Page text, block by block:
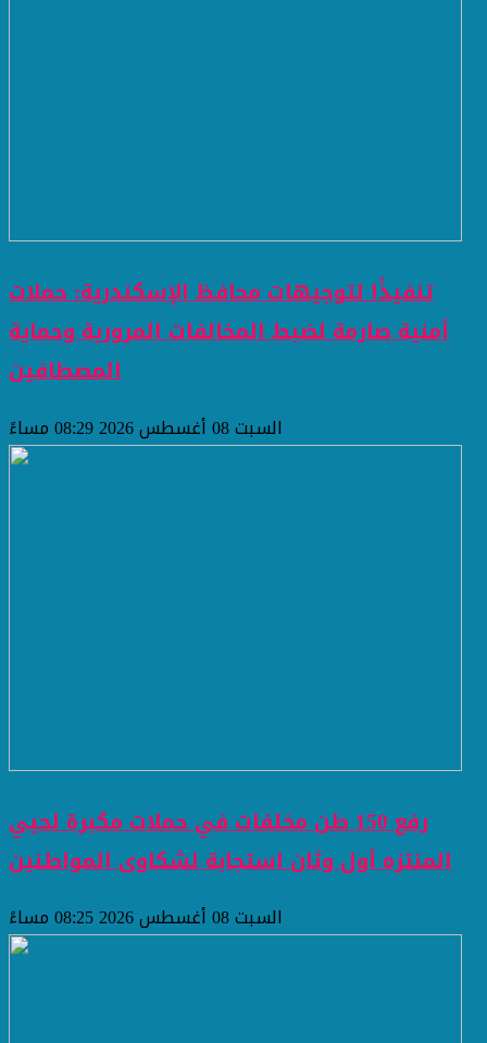
تنفيذًا لتوجيهات محافظ الإسكندرية: حملات
أمنية صارمة لضبط المخالفات المرورية وحماية
المصطافين
السبت 08 أغسطس 2026 08:29 مساءً
رفع 150 طن مخلفات في حملات مكبرة لحيي
المنتزه أول وثان استجابة لشكاوى المواطنين
السبت 08 أغسطس 2026 08:25 مساءً